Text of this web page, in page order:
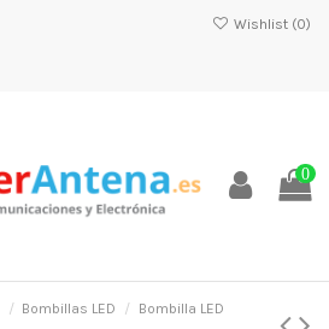
Wishlist (0)
0
Bombillas LED
Bombilla LED